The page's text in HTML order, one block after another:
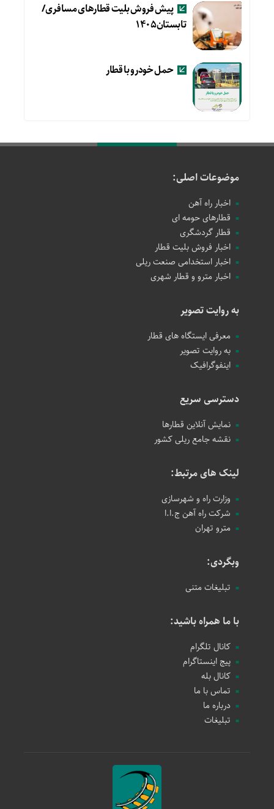
پیش فروش بلیت قطارهای مسافری/
تابستان۱۴۰۵
حمل خودرو با قطار
موضوعات اصلی:
اخبار راه آهن
قطارهای حومه ای
قطار گردشگری
اخبار فروش بلیت قطار
اخبار استخدامی صنعت ریلی
اخبار مترو و قطار شهری
به روایت تصویر
معرفی ایستگاه های قطار
به روایت تصویر
اینفوگرافیک
دسترسی سریع
نمایش آنلاین قطارها
نقشه جامع ریلی کشور
لینک های مرتبط:
وزارت راه و شهرسازی
شرکت راه آهن ج.ا.ا
مترو تهران
وبگردی:
تبلیغات متنی
با ما همراه باشید:
کانال تلگرام
پیج اینستاگرام
کانال بله
تماس با ما
درباره ما
تبلیغات